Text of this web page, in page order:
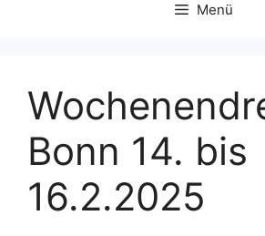
Menü
Bonn 14. bis
16.2.2025